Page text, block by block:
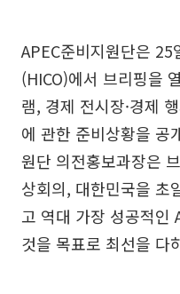
APEC준비지원단은
(HICO)에서 브리핑을
램, 경제 전시장·경제
에 관한 준비상황을 공
원단 의전홍보과장은
상회의, 대한민국을 초
고 역대 가장 성공적인
것을 목표로 최선을 다